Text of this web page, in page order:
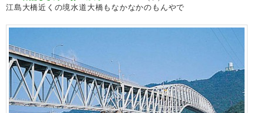
江島大橋近くの境水道大橋もなかなかのもんやで